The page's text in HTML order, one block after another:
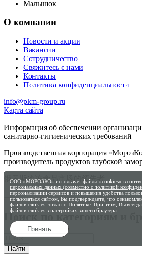
Малышок
О компании
Новости и акции
Вакансии
Сотрудничество
Свяжитесь с нами
Контакты
Политика конфиденциальности
info@pkm-group.ru
Карта сайта
Информация об обеспечении
санитарно-гигиенических требований
Производственная корпорация
производитель продуктов глубокой
俄罗斯冷冻食品市场的领先者
Поиск по категориям и
Найти
ООО «МОРОЗКО» использует файлы «cookies» в
персональных данных (совместно с политикой
персонализации сервисов и повышения удобства
пользоваться сайтом, Вы подтверждаете, что
файлов-cookies согласно Политике. При этом, Вы
файлов-cookies в настройках вашего браузера.
Принять